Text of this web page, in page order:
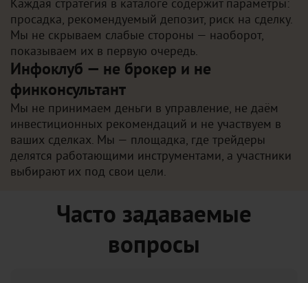
Каждая стратегия в каталоге содержит параметры:
просадка, рекомендуемый депозит, риск на сделку.
Мы не скрываем слабые стороны — наоборот,
показываем их в первую очередь.
Инфоклуб — не брокер и не
финконсультант
Мы не принимаем деньги в управление, не даём
инвестиционных рекомендаций и не участвуем в
ваших сделках. Мы — площадка, где трейдеры
делятся работающими инструментами, а участники
выбирают их под свои цели.
Часто задаваемые
вопросы